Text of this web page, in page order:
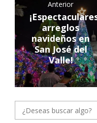
Anterior
arreglos
navideños en
San José del
Valle!